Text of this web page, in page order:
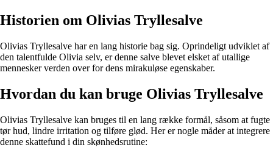
Historien om Olivias Tryllesalve
Olivias Tryllesalve har en lang historie bag sig. Oprindeligt udviklet af
den talentfulde Olivia selv, er denne salve blevet elsket af utallige
mennesker verden over for dens mirakuløse egenskaber.
Hvordan du kan bruge Olivias Tryllesalve
Olivias Tryllesalve kan bruges til en lang række formål, såsom at fugte
tør hud, lindre irritation og tilføre glød. Her er nogle måder at integrere
denne skattefund i din skønhedsrutine: